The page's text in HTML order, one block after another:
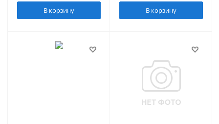
В корзину В корзину